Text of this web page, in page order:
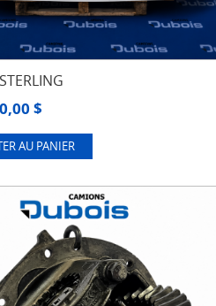
$
AU PANIER